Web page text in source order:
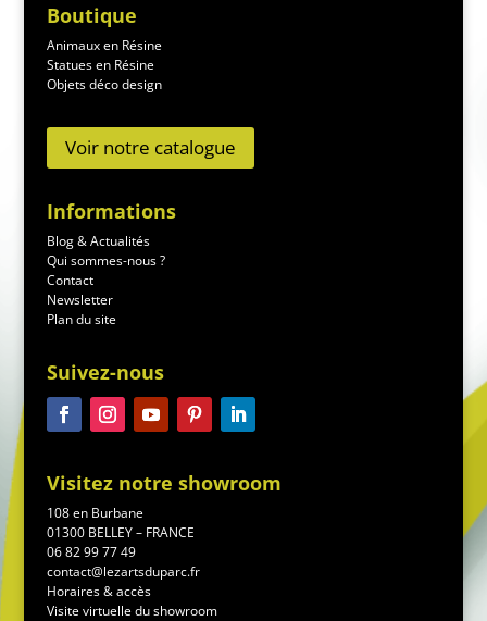
Boutique
Animaux en Résine
Statues en Résine
Objets déco design
Voir notre catalogue
Informations
Blog & Actualités
Qui sommes-nous ?
Contact
Newsletter
Plan du site
Suivez-nous
Visitez notre showroom
108 en Burbane
01300 BELLEY – FRANCE
06 82 99 77 49
contact@lezartsduparc.fr
Horaires & accès
Visite virtuelle du showroom